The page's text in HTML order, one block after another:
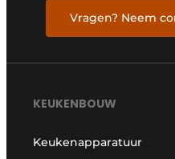
Vragen? Neem
KEUKENBOUW
Keukenapparatuur